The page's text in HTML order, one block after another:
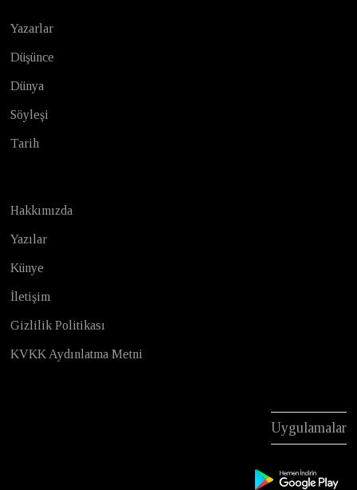
Yazarlar
Düşünce
Dünya
Söyleşi
Tarih
Hakkımızda
Yazılar
Künye
İletişim
Gizlilik Politikası
KVKK Aydınlatma Metni
Uygulamalar